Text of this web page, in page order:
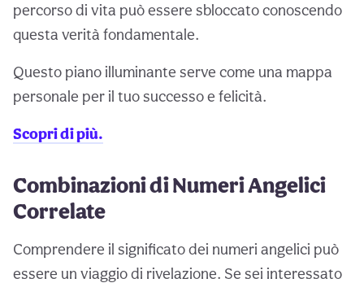
percorso di vita può essere sbloccato conoscendo
questa verità fondamentale.
Questo piano illuminante serve come una mappa
personale per il tuo successo e felicità.
Scopri di più.
Combinazioni di Numeri Angelici
Correlate
Comprendere il significato dei numeri angelici può
essere un viaggio di rivelazione. Se sei interessato